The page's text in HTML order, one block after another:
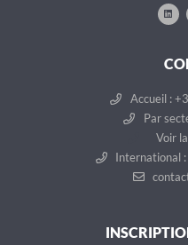
Accueil :
Par
Voir
International